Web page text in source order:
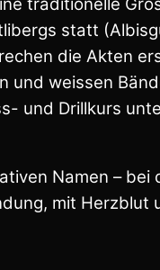
statt
die Akten
weissen
und Drillkurs
Namen – bei
mit